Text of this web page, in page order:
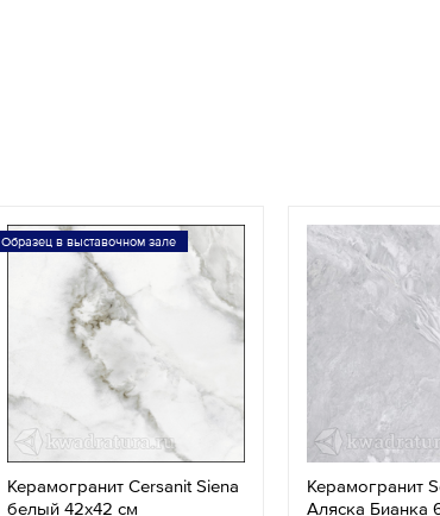
Образец в выставочном зале
Керамогранит Cersanit Siena
белый 42x42 см
Керамогранит
Аляска Бианка